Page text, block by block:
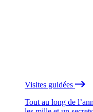
Visites guidées
Tout au long de